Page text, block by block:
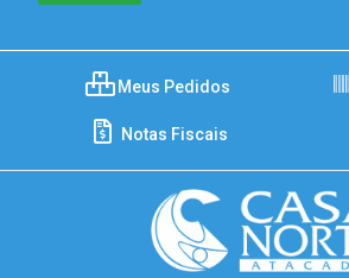
Meus Pedidos
Notas Fiscais